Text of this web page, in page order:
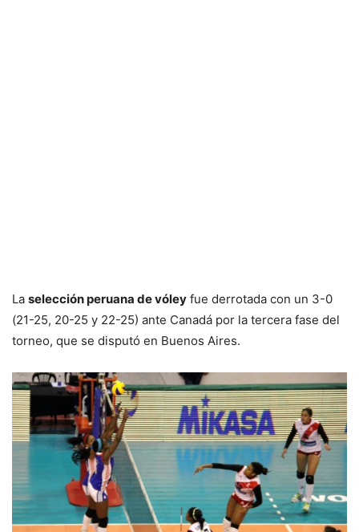
La selección peruana de vóley fue derrotada con un 3-0
(21-25, 20-25 y 22-25) ante Canadá por la tercera fase del
torneo, que se disputó en Buenos Aires.